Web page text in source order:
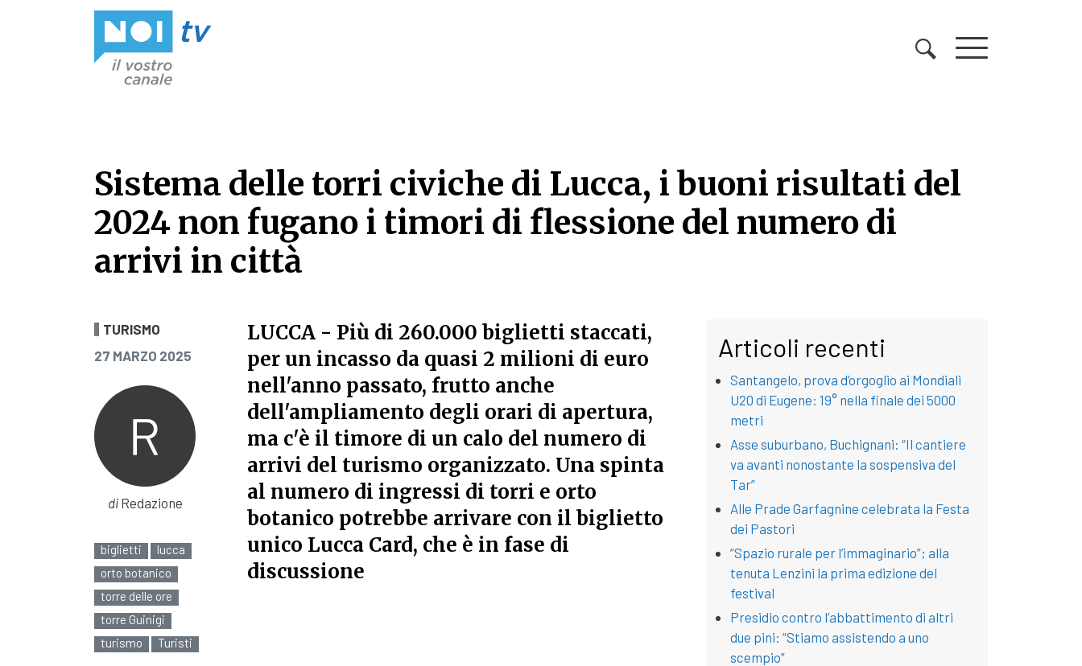
Sistema delle torri civiche di Lucca, i buoni risultati del
2024 non fugano i timori di flessione del numero di
arrivi in città
Sistema delle torri civiche di Lucca, i buoni risultati del
TURISMO
PUBBLICATO IL
27 MARZO 2025
diRedazione
biglietti
lucca
orto botanico
torre delle ore
torre Guinigi
turismo
Turisti
LUCCA - Più di 260.000 biglietti staccati,
per un incasso da quasi 2 milioni di euro
nell'anno passato, frutto anche
dell'ampliamento degli orari di apertura,
ma c'è il timore di un calo del numero di
arrivi del turismo organizzato. Una spinta
al numero di ingressi di torri e orto
botanico potrebbe arrivare con il biglietto
unico Lucca Card, che è in fase di
discussione
Articoli recenti
Santangelo, prova d’orgoglio ai Mondiali
U20 di Eugene: 19° nella finale dei 5000
metri
Asse suburbano, Buchignani: “Il cantiere
va avanti nonostante la sospensiva del
Tar”
Alle Prade Garfagnine celebrata la Festa
dei Pastori
“Spazio rurale per l’immaginario”; alla
tenuta Lenzini la prima edizione del
festival
Presidio contro l’abbattimento di altri
due pini: “Stiamo assistendo a uno
scempio”